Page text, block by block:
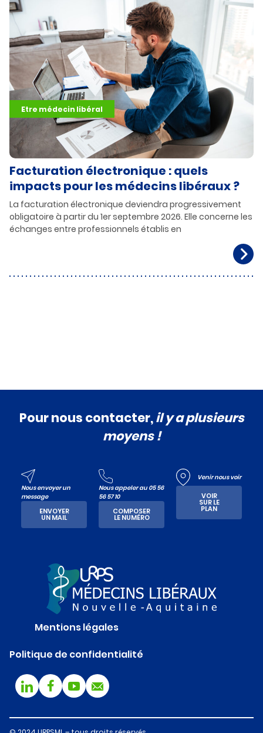
Facturation électronique : quels
impacts pour les médecins libéraux ?
La facturation électronique deviendra progressivement
obligatoire à partir du 1er septembre 2026. Elle concerne les
échanges entre professionnels établis en
Etre médecin libéral
Pour nous contacter,il y a plusieurs
moyens !
Nous envoyer un
message
ENVOYER
UN MAIL
Nous appeler au 05 56
56 57 10
COMPOSER
LE NUMÉRO
Venir nous voir
VOIR
SUR LE
PLAN
Mentions légales
Politique de confidentialité